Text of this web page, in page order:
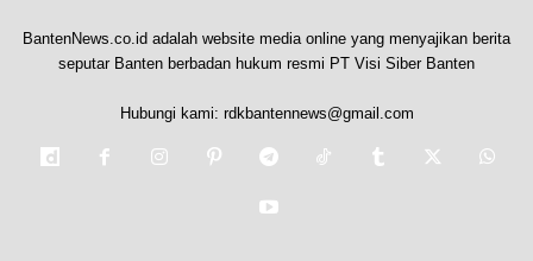
BantenNews.co.id adalah website media online yang menyajikan berita
seputar Banten berbadan hukum resmi PT Visi Siber Banten
Hubungi kami: rdkbantennews@gmail.com